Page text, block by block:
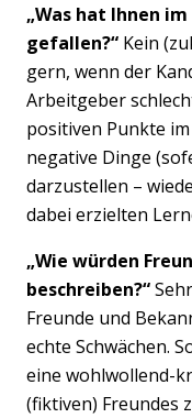
„Was hat Ihnen
gefallen?“ Kein
gern, wenn der
Arbeitgeber
positiven Punkte
negative Dinge
darzustellen –
dabei erzielten
„Wie würden
beschreiben?“
Freunde und
echte Schwächen.
eine wohlwollend-
(fiktiven) Freundes